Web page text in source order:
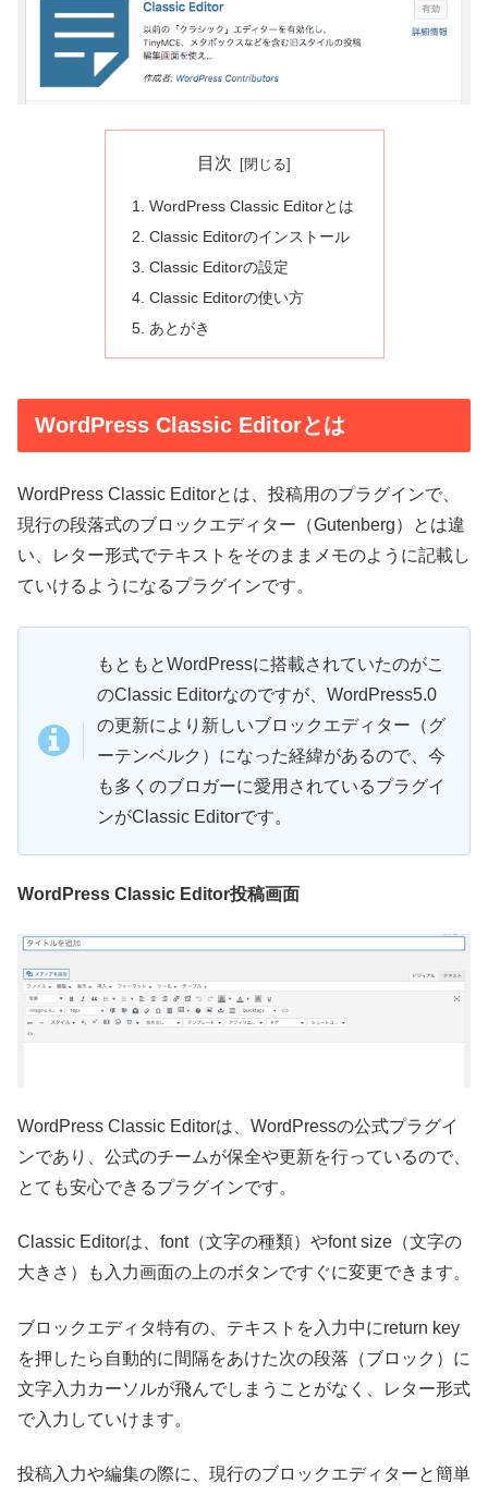
目次
WordPress Classic Editorとは
Classic Editorのインストール
Classic Editorの設定
Classic Editorの使い方
あとがき
WordPress Classic Editorとは
WordPress Classic Editorとは、投稿用のプラグインで、
現行の段落式のブロックエディター（Gutenberg）とは違
い、レター形式でテキストをそのままメモのように記載し
ていけるようになるプラグインです。
もともとWordPressに搭載されていたのがこ
のClassic Editorなのですが、WordPress5.0
の更新により新しいブロックエディター（グ
ーテンベルク）になった経緯があるので、今
も多くのブロガーに愛用されているプラグイ
ンがClassic Editorです。
WordPress Classic Editor投稿画面
WordPress Classic Editorは、WordPressの公式プラグイ
ンであり、公式のチームが保全や更新を行っているので、
とても安心できるプラグインです。
Classic Editorは、font（文字の種類）やfont size（文字の
大きさ）も入力画面の上のボタンですぐに変更できます。
ブロックエディタ特有の、テキストを入力中にreturn key
を押したら自動的に間隔をあけた次の段落（ブロック）に
文字入力カーソルが飛んでしまうことがなく、レター形式
で入力していけます。
投稿入力や編集の際に、現行のブロックエディターと簡単